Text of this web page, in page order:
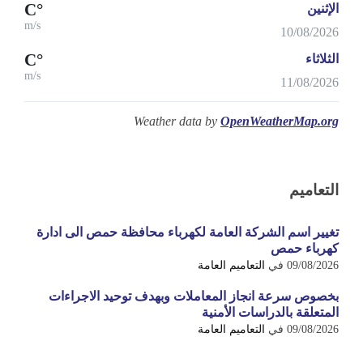
الإثنين
10/08/2026
°C
m/s
الثلاثاء
11/08/2026
°C
m/s
Weather data by OpenWeatherMap.org
التعاميم
تغيير اسم الشركة العامة لكهرباء محافظة حمص الى ادارة
كهرباء حمص
09/08/2026 في التعاميم العامة
بخصوص سرعة انجاز المعاملات وبهدف توحيد الاجراءات
المتعلقة بالدراسات الأمنية
09/08/2026 في التعاميم العامة